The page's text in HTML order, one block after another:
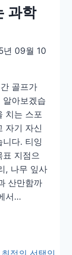
과학
년 09월 10
골프가
알아보겠습
치는 스포
자기 자신
다. 티잉
지점으
, 나무 잎사
산만함까
서…